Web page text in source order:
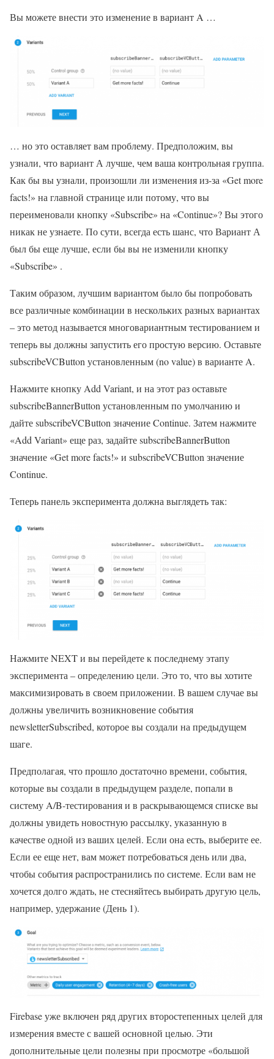
Вы можете внести это изменение в вариант A …
… но это оставляет вам проблему. Предположим, вы
узнали, что вариант А лучше, чем ваша контрольная группа.
Как бы вы узнали, произошли ли изменения из-за «Get more
facts!» на главной странице или потому, что вы
переименовали кнопку «Subscribe» на «Continue»? Вы этого
никак не узнаете. По сути, всегда есть шанс, что Вариант А
был бы еще лучше, если бы вы не изменили кнопку
«Subscribe» .
Таким образом, лучшим вариантом было бы попробовать
все различные комбинации в нескольких разных вариантах
– это метод называется многовариантным тестированием и
теперь вы должны запустить его простую версию. Оставьте
subscribeVCButton установленным (no value) в варианте A.
Нажмите кнопку Add Variant, и на этот раз оставьте
subscribeBannerButton установленным по умолчанию и
дайте subscribeVCButton значение Continue. Затем нажмите
«Add Variant» еще раз, задайте subscribeBannerButton
значение «Get more facts!» и subscribeVCButton значение
Continue.
Теперь панель эксперимента должна выглядеть так:
Нажмите NEXT и вы перейдете к последнему этапу
эксперимента – определению цели. Это то, что вы хотите
максимизировать в своем приложении. В вашем случае вы
должны увеличить возникновение события
newsletterSubscribed, которое вы создали на предыдущем
шаге.
Предполагая, что прошло достаточно времени, события,
которые вы создали в предыдущем разделе, попали в
систему A/B-тестирования и в раскрывающемся списке вы
должны увидеть новостную рассылку, указанную в
качестве одной из ваших целей. Если она есть, выберите ее.
Если ее еще нет, вам может потребоваться день или два,
чтобы события распространились по системе. Если вам не
хочется долго ждать, не стесняйтесь выбирать другую цель,
например, удержание (День 1).
Firebase уже включен ряд других второстепенных целей для
измерения вместе с вашей основной целью. Эти
дополнительные цели полезны при просмотре «большой